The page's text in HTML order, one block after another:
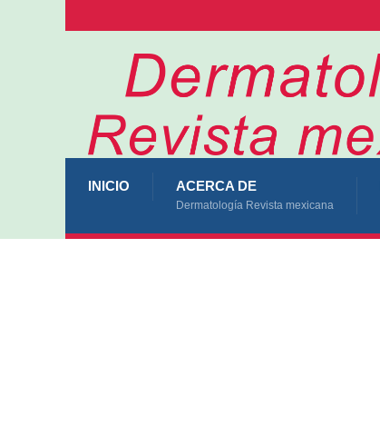
INICIO ACERCA DE
Dermatología Revista mexicana